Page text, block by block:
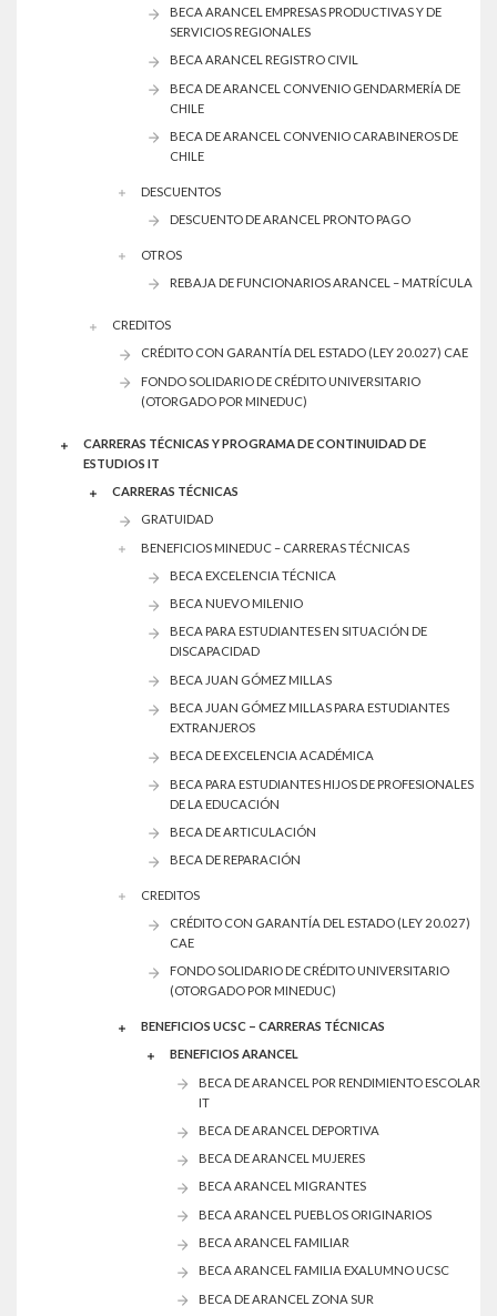
BECA ARANCEL EMPRESAS PRODUCTIVAS Y DE
SERVICIOS REGIONALES
BECA ARANCEL REGISTRO CIVIL
BECA DE ARANCEL CONVENIO GENDARMERÍA DE
CHILE
BECA DE ARANCEL CONVENIO CARABINEROS DE
CHILE
DESCUENTOS
DESCUENTO DE ARANCEL PRONTO PAGO
OTROS
REBAJA DE FUNCIONARIOS ARANCEL – MATRÍCULA
CREDITOS
CRÉDITO CON GARANTÍA DEL ESTADO (LEY 20.027) CAE
FONDO SOLIDARIO DE CRÉDITO UNIVERSITARIO
(OTORGADO POR MINEDUC)
CARRERAS TÉCNICAS Y PROGRAMA DE CONTINUIDAD DE
ESTUDIOS IT
CARRERAS TÉCNICAS
GRATUIDAD
BENEFICIOS MINEDUC – CARRERAS TÉCNICAS
BECA EXCELENCIA TÉCNICA
BECA NUEVO MILENIO
BECA PARA ESTUDIANTES EN SITUACIÓN DE
DISCAPACIDAD
BECA JUAN GÓMEZ MILLAS
BECA JUAN GÓMEZ MILLAS PARA ESTUDIANTES
EXTRANJEROS
BECA DE EXCELENCIA ACADÉMICA
BECA PARA ESTUDIANTES HIJOS DE PROFESIONALES
DE LA EDUCACIÓN
BECA DE ARTICULACIÓN
BECA DE REPARACIÓN
CREDITOS
CRÉDITO CON GARANTÍA DEL ESTADO (LEY 20.027)
CAE
FONDO SOLIDARIO DE CRÉDITO UNIVERSITARIO
(OTORGADO POR MINEDUC)
BENEFICIOS UCSC – CARRERAS TÉCNICAS
BENEFICIOS ARANCEL
BECA DE ARANCEL POR RENDIMIENTO ESCOLAR
IT
BECA DE ARANCEL DEPORTIVA
BECA DE ARANCEL MUJERES
BECA ARANCEL MIGRANTES
BECA ARANCEL PUEBLOS ORIGINARIOS
BECA ARANCEL FAMILIAR
BECA ARANCEL FAMILIA EXALUMNO UCSC
BECA DE ARANCEL ZONA SUR